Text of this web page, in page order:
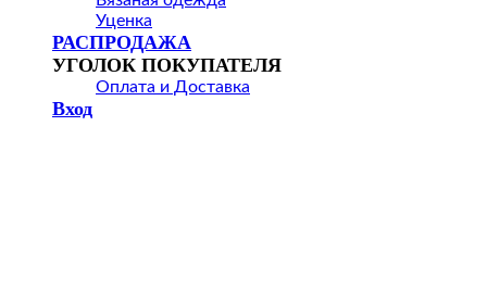
Уценка
РАСПРОДАЖА
УГОЛОК ПОКУПАТЕЛЯ
Оплата и Доставка
Вход